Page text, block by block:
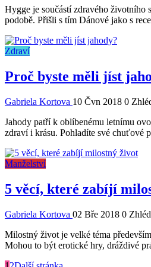
Hygge je součástí zdravého životního
podobě. Přišli s tím Dánové jako s
Zdraví
Proč byste měli jíst
Gabriela Kortova 10 Čvn 2018 0
Jahody patří k oblíbenému letnímu
zdraví i krásu. Pohladíte své chuťové
Manželství
5 věcí, které zabíjí
Gabriela Kortova 02 Bře 2018 0
Milostný život je velké téma
Mohou to být erotické hry, dráždivé